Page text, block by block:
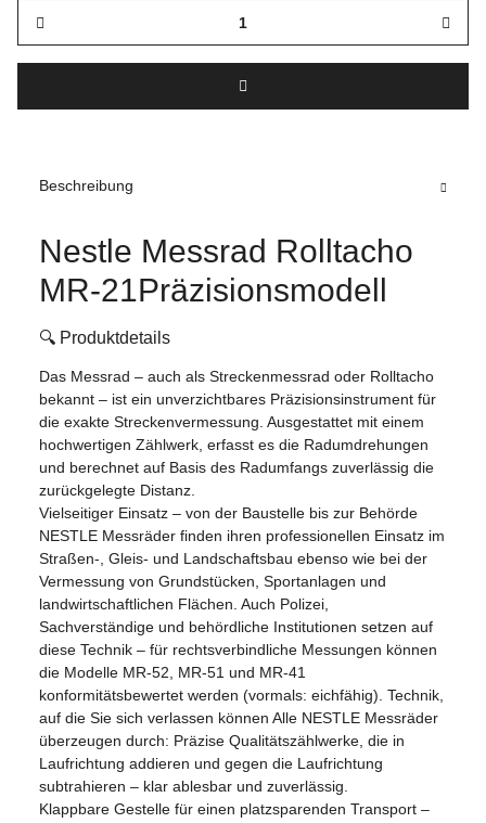
Beschreibung
Nestle Messrad Rolltacho
MR-21Präzisionsmodell
🔍 Produktdetails
Das Messrad – auch als Streckenmessrad oder Rolltacho
bekannt – ist ein unverzichtbares Präzisionsinstrument für
die exakte Streckenvermessung. Ausgestattet mit einem
hochwertigen Zählwerk, erfasst es die Radumdrehungen
und berechnet auf Basis des Radumfangs zuverlässig die
zurückgelegte Distanz.
Vielseitiger Einsatz – von der Baustelle bis zur Behörde
NESTLE Messräder finden ihren professionellen Einsatz im
Straßen-, Gleis- und Landschaftsbau ebenso wie bei der
Vermessung von Grundstücken, Sportanlagen und
landwirtschaftlichen Flächen. Auch Polizei,
Sachverständige und behördliche Institutionen setzen auf
diese Technik – für rechtsverbindliche Messungen können
die Modelle MR-52, MR-51 und MR-41
konformitätsbewertet werden (vormals: eichfähig). Technik,
auf die Sie sich verlassen können Alle NESTLE Messräder
überzeugen durch: Präzise Qualitätszählwerke, die in
Laufrichtung addieren und gegen die Laufrichtung
subtrahieren – klar ablesbar und zuverlässig.
Klappbare Gestelle für einen platzsparenden Transport –